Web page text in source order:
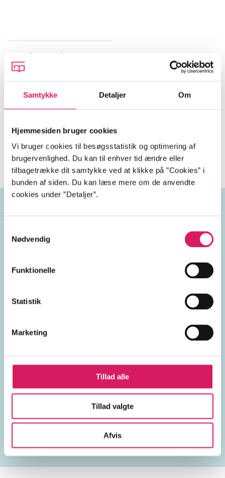
Samtykke Detaljer Om
Hjemmesiden bruger cookies
Vi bruger cookies til besøgsstatistik og optimering af
brugervenlighed. Du kan til enhver tid ændre eller
tilbagetrække dit samtykke ved at klikke på ”Cookies” i
bunden af siden. Du kan læse mere om de anvendte
cookies under ”Detaljer”.
Nødvendig
Funktionelle
Statistik
Marketing
Tillad alle
Tillad valgte
Afvis
Beskrivelse
Daraa, genforenes i Paris næsten 10 år efter, at den
syriske revolution brød ud. Her konfronteres de med
de enten selv har filmet, eller som har ændret deres
liv.
2020'erne
konflikter soldater den amerikanske borgerkrig